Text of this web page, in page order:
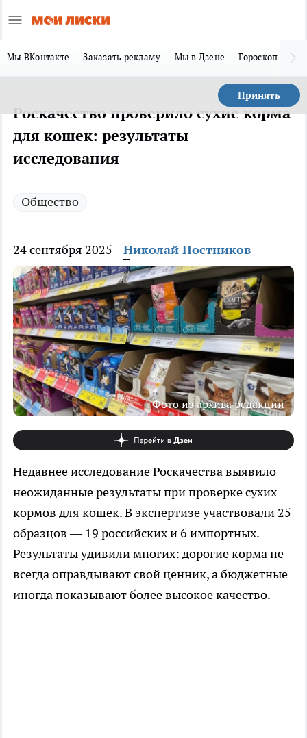
Мы ВКонтакте Заказать рекламу Мы в Дзене Гороскоп
Принять
Роскачество проверило сухие корма
для кошек: результаты
исследования
Общество
24 сентября 2025 Николай Постников
Фото из архива редакции
Недавнее исследование Роскачества выявило
неожиданные результаты при проверке сухих
кормов для кошек. В экспертизе участвовали 25
образцов — 19 российских и 6 импортных.
Результаты удивили многих: дорогие корма не
всегда оправдывают свой ценник, а бюджетные
иногда показывают более высокое качество.